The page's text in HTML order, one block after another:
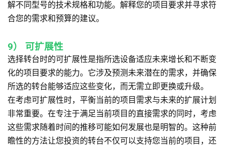
解不同型号的技术规格和功能。解释您的项目要求并寻求符
合您的需求和预算的建议。
9） 可扩展性
选择转台时的可扩展性是指所选设备适应未来增长和不断变
化的项目要求的能力。它涉及预测未来潜在的需求，并确保
所选的转台能够适应这些变化，而无需立即更换或升级。
在考虑可扩展性时，平衡当前的项目需求与未来的扩展计划
非常重要。在专注于满足当前项目的直接需求的同时，考虑
这些需求随着时间的推移可能如何发展也是明智的。这种前
瞻性的方法让您投资的转台不仅可以支持您当前的项目，还